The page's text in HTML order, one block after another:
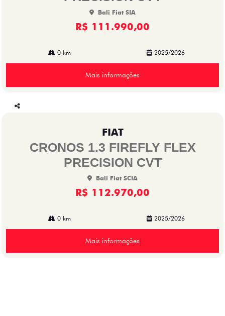
Bali Fiat SIA
R$ 111.990,00
0 km 2025/2026
Mais informações
FIAT
CRONOS 1.3 FIREFLY FLEX
PRECISION CVT
Bali Fiat SCIA
R$ 112.970,00
0 km 2025/2026
Mais informações